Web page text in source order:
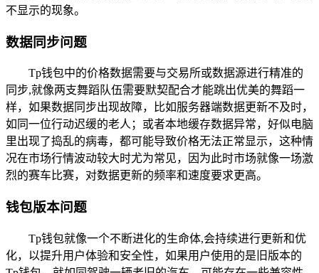
不显示的现象。
数据同步问题
Tp钱包中的价格数据需要与交易所或数据源进行精准的
同步,就像两支舞蹈队伍需要默契配合才能跳出优美的舞蹈一
样，如果数据同步出现故障，比如服务器端数据更新不及时，
如同一位行动迟缓的老人；或者本地缓存数据异常，好似电脑
里出现了捣乱的病毒，都可能导致价格无法正常显示，这种情
况在市场行情波动较大时尤为常见，因为此时市场就像一场激
烈的赛车比赛，对数据更新的频率和速度要求更高。
钱包版本问题
Tp钱包就像一个不断进化的生命体,会持续进行更新和优
化，以提升用户体验和安全性，如果用户使用的是旧版本的